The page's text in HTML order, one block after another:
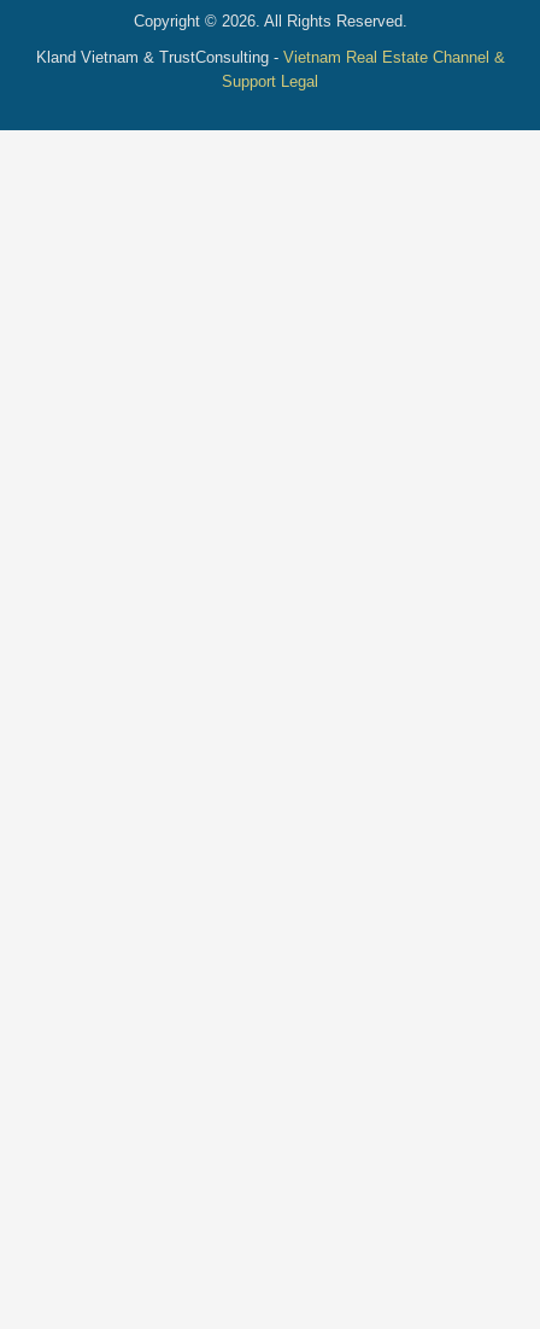
Copyright © 2026. All Rights Reserved.
Kland Vietnam & TrustConsulting - Vietnam Real Estate Channel &
Support Legal